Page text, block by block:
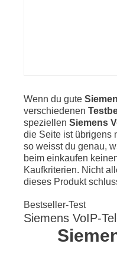
Wenn du gute
verschiedenen
speziellen Siemens
die Seite ist übrigens
so weisst du genau,
beim einkaufen
Kaufkriterien. Nicht
dieses Produkt
Bestseller-Test
Siemens VoIP-